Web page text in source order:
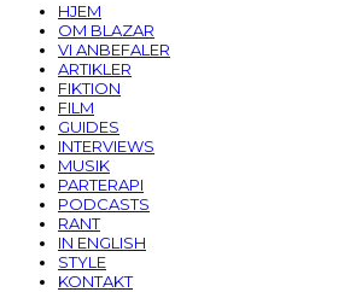
HJEM
OM BLAZAR
VI ANBEFALER
ARTIKLER
FIKTION
FILM
GUIDES
INTERVIEWS
MUSIK
PARTERAPI
PODCASTS
RANT
IN ENGLISH
STYLE
KONTAKT